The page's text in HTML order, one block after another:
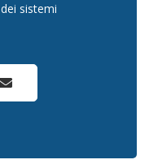
sistemi